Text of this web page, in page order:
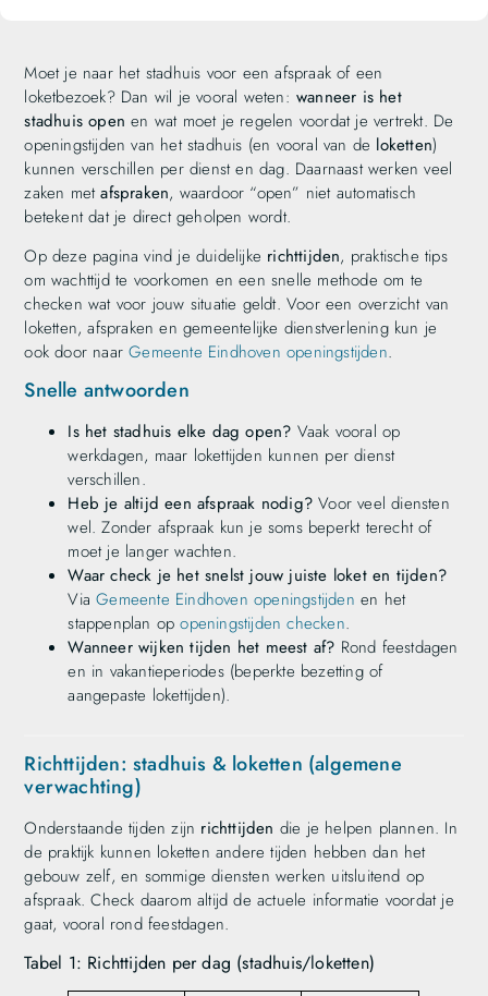
Moet je naar het stadhuis voor een afspraak of een
loketbezoek? Dan wil je vooral weten: wanneer is het
stadhuis open en wat moet je regelen voordat je vertrekt. De
openingstijden van het stadhuis (en vooral van de loketten)
kunnen verschillen per dienst en dag. Daarnaast werken veel
zaken metafspraken, waardoor “open” niet automatisch
betekent dat je direct geholpen wordt.
Op deze pagina vind je duidelijke richttijden, praktische tips
om wachttijd te voorkomen en een snelle methode om te
checken wat voor jouw situatie geldt. Voor een overzicht van
loketten, afspraken en gemeentelijke dienstverlening kun je
ook door naarGemeente Eindhoven openingstijden.
Snelle antwoorden
Is het stadhuis elke dag open? Vaak vooral op
werkdagen, maar lokettijden kunnen per dienst
verschillen.
Heb je altijd een afspraak nodig? Voor veel diensten
wel. Zonder afspraak kun je soms beperkt terecht of
moet je langer wachten.
Waar check je het snelst jouw juiste loket en tijden?
ViaGemeente Eindhoven openingstijden en het
stappenplan opopeningstijden checken.
Wanneer wijken tijden het meest af? Rond feestdagen
en in vakantieperiodes (beperkte bezetting of
aangepaste lokettijden).
Richttijden: stadhuis & loketten (algemene
verwachting)
Onderstaande tijden zijn richttijden die je helpen plannen. In
de praktijk kunnen loketten andere tijden hebben dan het
gebouw zelf, en sommige diensten werken uitsluitend op
afspraak. Check daarom altijd de actuele informatie voordat je
gaat, vooral rond feestdagen.
Tabel 1: Richttijden per dag (stadhuis/loketten)